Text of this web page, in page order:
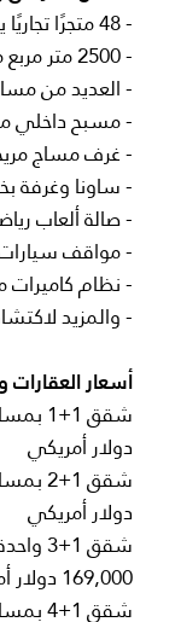
- 48 متجرًا تجاريًا يوميًا في الموقع
- 2500 متر مربع من الأراضي المخصصة للحدائق
- العديد من
- مسبح داخلي
- غرف مساج
- ساونا وغرفة
- صالة ألعاب
- مواقف
- نظام كاميرات
- والمزيد
أسعار العقارات
دولار أمريكي
دولار أمريكي
169,000 دولار أمريكي